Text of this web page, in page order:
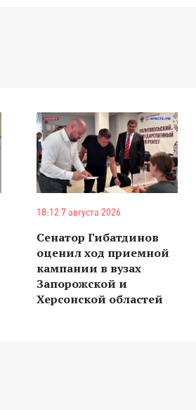
18:12 7 августа 2026
Сенатор Гибатдинов
оценил ход приемной
кампании в вузах
Запорожской и
Херсонской областей